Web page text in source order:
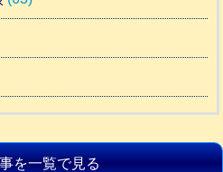
を一覧で見る